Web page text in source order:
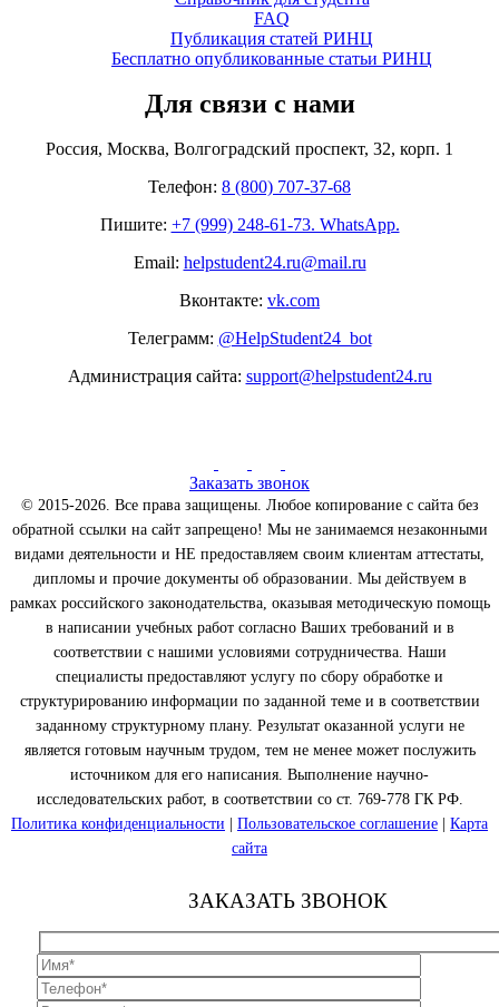
FAQ
Публикация статей РИНЦ
Бесплатно опубликованные статьи РИНЦ
Для связи с нами
Россия, Москва, Волгоградский проспект, 32, корп. 1
Телефон: 8 (800) 707-37-68
Пишите: +7 (999) 248-61-73. WhatsApp.
Email: helpstudent24.ru@mail.ru
Вконтакте: vk.com
Телеграмм: @HelpStudent24_bot
Администрация сайта: support@helpstudent24.ru
Заказать звонок
© 2015-2026. Все права защищены. Любое копирование с сайта без
обратной ссылки на сайт запрещено! Мы не занимаемся незаконными
видами деятельности и НЕ предоставляем своим клиентам аттестаты,
дипломы и прочие документы об образовании. Мы действуем в
рамках российского законодательства, оказывая методическую помощь
в написании учебных работ согласно Ваших требований и в
соответствии с нашими условиями сотрудничества. Наши
специалисты предоставляют услугу по сбору обработке и
структурированию информации по заданной теме и в соответствии
заданному структурному плану. Результат оказанной услуги не
является готовым научным трудом, тем не менее может послужить
источником для его написания. Выполнение научно-
исследовательских работ, в соответствии со ст. 769-778 ГК РФ.
Политика конфиденциальности
Пользовательское соглашение
Карта
сайта
ЗАКАЗАТЬ ЗВОНОК